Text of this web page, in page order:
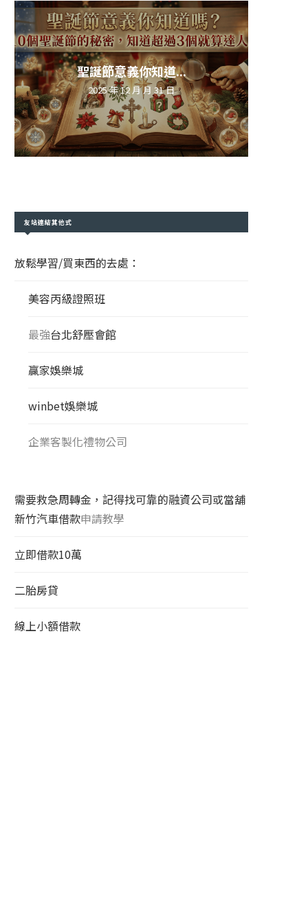
聖誕節意義你知道...
2025 年 12 月 月 31 日
友站連結其他式
放鬆學習/買東西的去處：
美容丙級證照班
最強台北舒壓會館
贏家娛樂城
winbet娛樂城
企業客製化禮物公司
需要救急周轉金，記得找可靠的融資公司或當舖
新竹汽車借款申請教學
立即借款10萬
二胎房貸
線上小額借款